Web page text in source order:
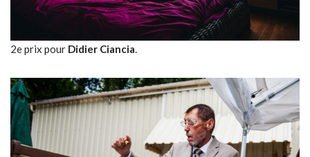
2e prix pour Didier Ciancia.